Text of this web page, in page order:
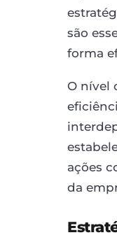
são
forma
O nível
ações
da